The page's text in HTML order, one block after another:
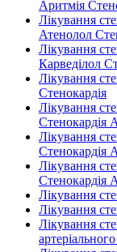
Аритмія
Лікування
Атенолол
Лікування
Карведілол
Лікування
Стенокардія
Лікування
Стенокардія
Лікування
Стенокардія
Лікування
Стенокардія
Лікування
Лікування
Лікування